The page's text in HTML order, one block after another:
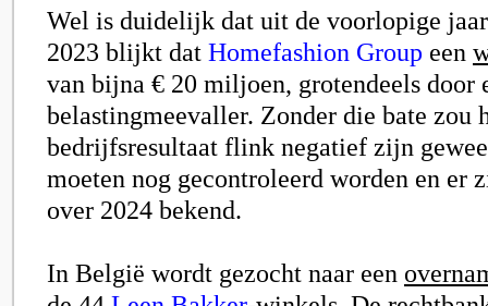
Wel is duidelijk dat uit de voorlopige
2023 blijkt dat Homefashion Group een
van bijna € 20 miljoen, grotendeels door
belastingmeevaller. Zonder die bate zou
bedrijfsresultaat flink negatief zijn
moeten nog gecontroleerd worden en er
over 2024 bekend.
In België wordt gezocht naar een